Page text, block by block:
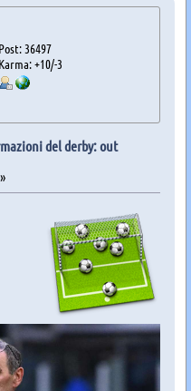
Post: 36497
Karma: +10/-3
del derby: out